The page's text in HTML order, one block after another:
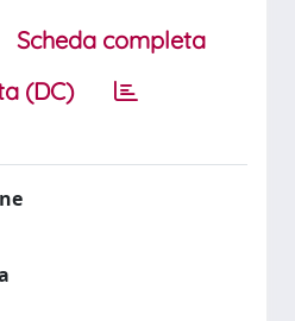
Scheda completa
(DC)